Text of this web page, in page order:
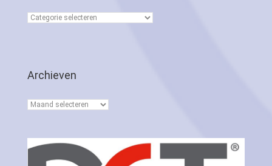
Categorieën
Archieven
Archieven